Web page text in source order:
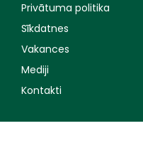
Privātuma politika
Sīkdatnes
Vakances
Mediji
Kontakti